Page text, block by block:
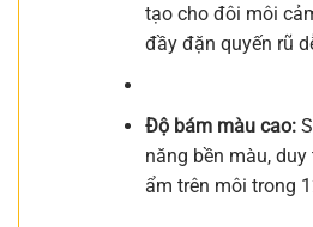
tạo cho đôi môi
đầy đặn quyến rũ
Độ bám màu cao:
năng bền màu,
ẩm trên môi trong